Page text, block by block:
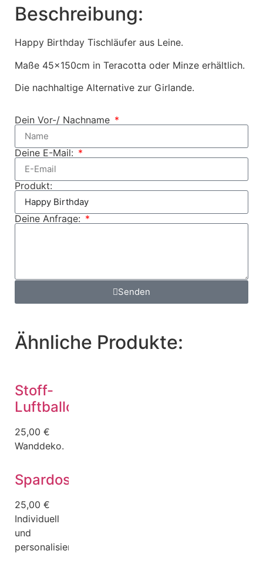
Beschreibung:
Happy Birthday Tischläufer aus Leine.
Maße 45x150cm in Teracotta oder Minze erhältlich.
Die nachhaltige Alternative zur Girlande.
Dein Vor-/ Nachname
Deine E-Mail:
Produkt:
Deine Anfrage:
Senden
Ähnliche Produkte:
Stoff-
Luftballon
25,00 €
Wanddeko.
Spardose
25,00 €
Individuell
und
personalisiert.